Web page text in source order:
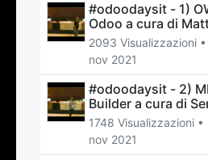
#odoodaysit - 1)
Odoo a cura di
Piciucchi - video
2093 Visualizzazioni •
nov 2021
#odoodaysit - 2)
Builder a cura di
Corato
1748 Visualizzazioni •
nov 2021